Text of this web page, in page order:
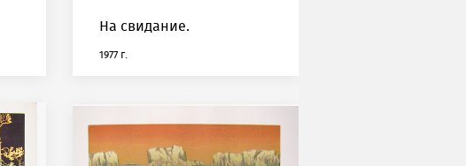
На свидание.
1977 г.